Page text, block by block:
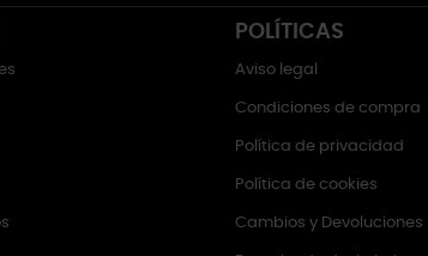
POLÍTICAS
Aviso legal
Condiciones de compra
Política de privacidad
Política de cookies
Cambios y Devoluciones